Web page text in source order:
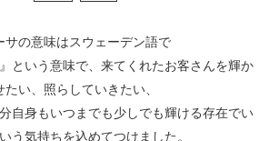
サの意味はスウェーデン語で
という意味で、来てくれたお客さんを輝か
たい、照らしていきたい、
自身もいつまでも少しでも輝ける存在でい
う気持ちを込めてつけました。